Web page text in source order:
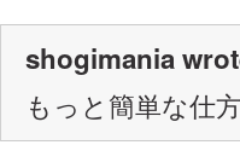
shogimania
もっと簡単な仕